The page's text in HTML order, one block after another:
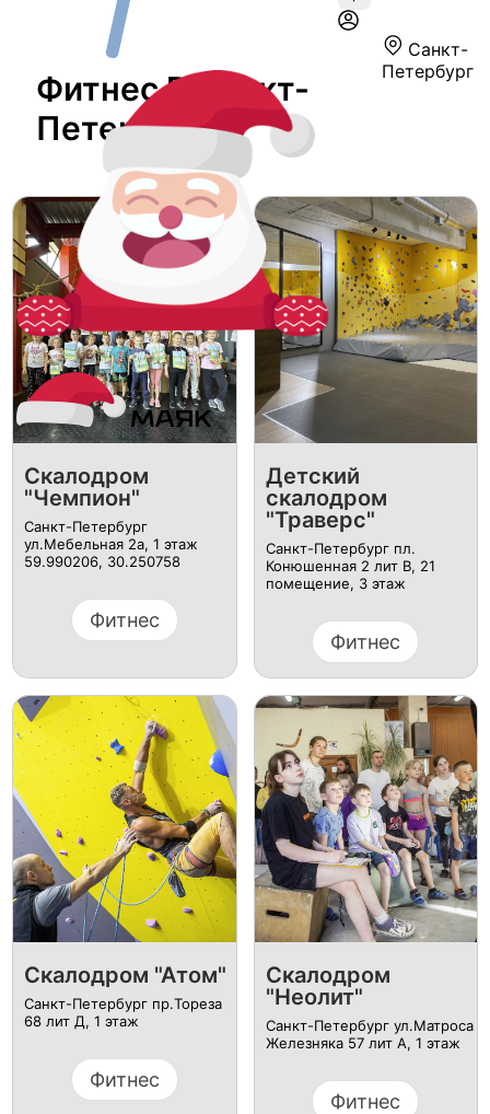
Санкт-
Петербург
Фитнес В Санкт-
Петербурге
Скалодром
"Чемпион"
Санкт-Петербург
ул.Мебельная 2а, ​1 этаж
59.990206, 30.250758​
Фитнес
​Детский
скалодром
"Траверс"
Санкт-Петербург пл.​
Конюшенная 2 лит В, ​21
помещение, 3 этаж
Фитнес
Скалодром "Атом"
Санкт-Петербург пр.Тореза
68 лит Д, ​1 этаж
Фитнес
Скалодром
"Неолит"
Санкт-Петербург ул.​Матроса
Железняка 57 лит А, ​1 этаж
Фитнес